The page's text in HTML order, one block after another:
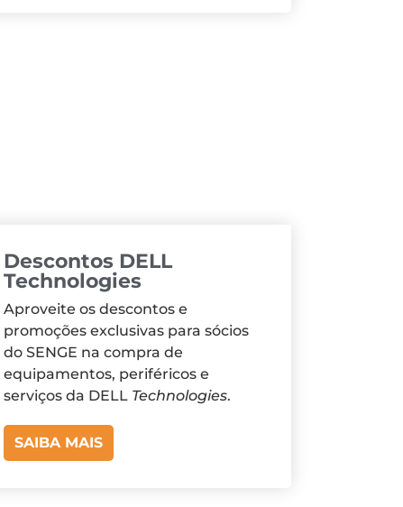
Descontos DELL
Technologies
Aproveite os descontos e
promoções exclusivas para sócios
do SENGE na compra de
equipamentos, periféricos e
serviços da DELL Technologies.
SAIBA MAIS